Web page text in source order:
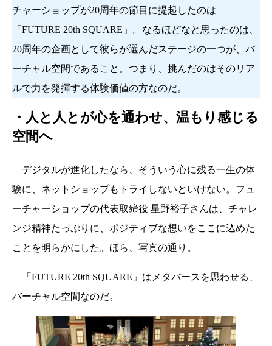
チャーショップが20周年の節目に提起したのは
「FUTURE 20th SQUARE」。なるほどなと思ったのは、
20周年の企画として彼らが選んだステージの一つが、バ
ーチャル空間であること。つまり、挑んだのはそのリア
ルで力を発揮する体験価値の方なのだ。
・人と人とが心を通わせ、温もり感じる
空間へ
デジタルが進化したなら、そういう心に残る一生の体
験に、ネットショップもトライしないといけない。フュ
ーチャーショップの代表取締役 星野裕子さんは、チャレ
ンジ精神たっぷりに、ポジティブな想いをここに込めた
ことを明らかにした。ほら、写真の通り。
「FUTURE 20th SQUARE」はメタバースを思わせる、
バーチャル空間なのだ。